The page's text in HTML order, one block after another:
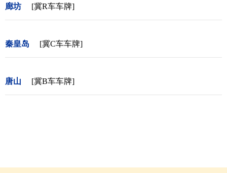
廊坊 [冀R车车牌]
秦皇岛 [冀C车车牌]
唐山 [冀B车车牌]